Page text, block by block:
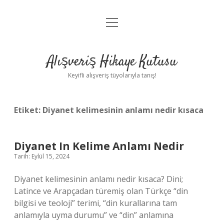
Anasayfa
Yasal Uyarı
menüyü
Alışveriş Hikaye Kutusu
Keyifli alışveriş tüyolarıyla tanış!
Etiket: Diyanet kelimesinin anlamı nedir kısaca
Diyanet In Kelime Anlamı Nedir
Tarih: Eylül 15, 2024
Diyanet kelimesinin anlamı nedir kısaca? Dini;
Latince ve Arapçadan türemiş olan Türkçe “din
bilgisi ve teoloji” terimi, “din kurallarına tam
anlamıyla uyma durumu” ve “din” anlamına